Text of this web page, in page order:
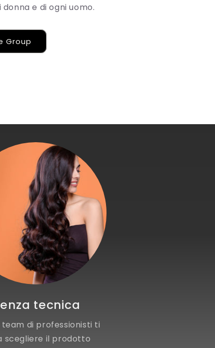
e di ogni uomo.
Group
tecnica
di professionisti ti
scegliere il prodotto